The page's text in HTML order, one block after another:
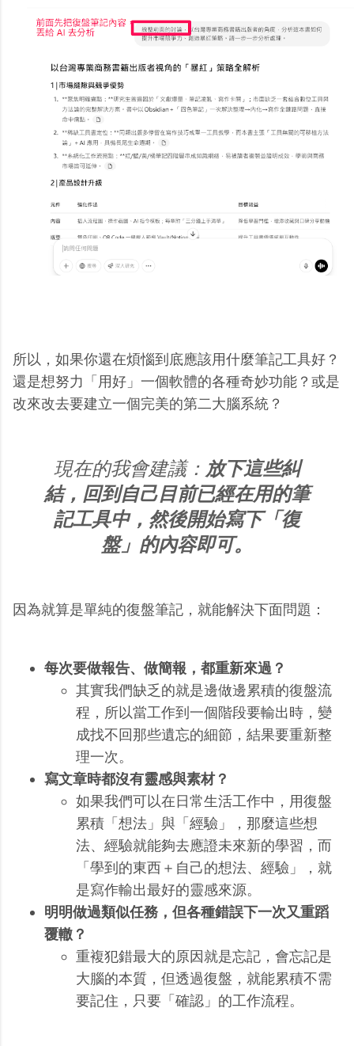
所以，如果你還在煩惱到底應該用什麼筆記工具好？
還是想努力「用好」一個軟體的各種奇妙功能？或是
改來改去要建立一個完美的第二大腦系統？
現在的我會建議： 放下這些糾
結，回到自己目前已經在用的筆
記工具中，然後開始寫下「復
盤」的內容即可。
因為就算是單純的復盤筆記，就能解決下面問題：
每次要做報告、做簡報，都重新來過？
其實我們缺乏的就是邊做邊累積的復盤流
程，所以當工作到一個階段要輸出時，變
成找不回那些遺忘的細節，結果要重新整
理一次。
寫文章時都沒有靈感與素材？
如果我們可以在日常生活工作中，用復盤
累積「想法」與「經驗」，那麼這些想
法、經驗就能夠去應證未來新的學習，而
「學到的東西＋自己的想法、經驗」，就
是寫作輸出最好的靈感來源。
明明做過類似任務，但各種錯誤下一次又重蹈
覆轍？
重複犯錯最大的原因就是忘記，會忘記是
大腦的本質，但透過復盤，就能累積不需
要記住，只要「確認」的工作流程。